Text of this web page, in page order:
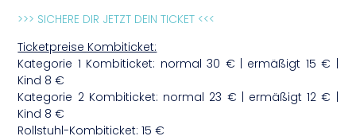
>>> SICHERE DIR JETZT DEIN TICKET <<<
Ticketpreise Kombiticket:
Kategorie 1 Kombiticket: normal 30 € | ermäßigt 15 € |
Kind 8 €
Kategorie 2 Kombiticket: normal 23 € | ermäßigt 12 € |
Kind 8 €
Rollstuhl-Kombiticket: 15 €